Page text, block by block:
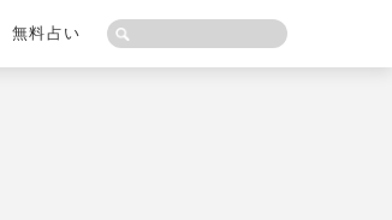
無料占い